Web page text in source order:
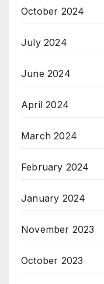
October 2024
July 2024
June 2024
April 2024
March 2024
February 2024
January 2024
November 2023
October 2023